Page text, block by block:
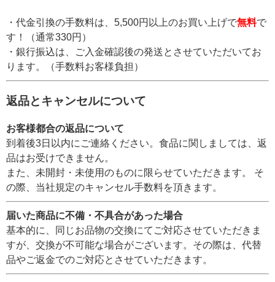
・代金引換の手数料は、5,500円以上のお買い上げで無料で
す！（通常330円）
・銀行振込は、ご入金確認後の発送とさせていただいてお
ります。（手数料お客様負担）
返品とキャンセルについて
お客様都合の返品について
到着後3日以内にご連絡ください。食品に関しましては、返
品はお受けできません。
また、未開封・未使用のものに限らせていただきます。 そ
の際、当社規定のキャンセル手数料を頂きます。
届いた商品に不備・不具合があった場合
基本的に、同じお品物の交換にてご対応させていただきま
すが、交換が不可能な場合がございます。その際は、代替
品やご返金でのご対応とさせていただきます。